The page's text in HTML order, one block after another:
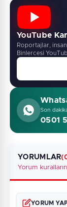
YouTube
Roportajlar,
Binlercesi
Son
0501
YORUMLAR
Yorum
YORUM